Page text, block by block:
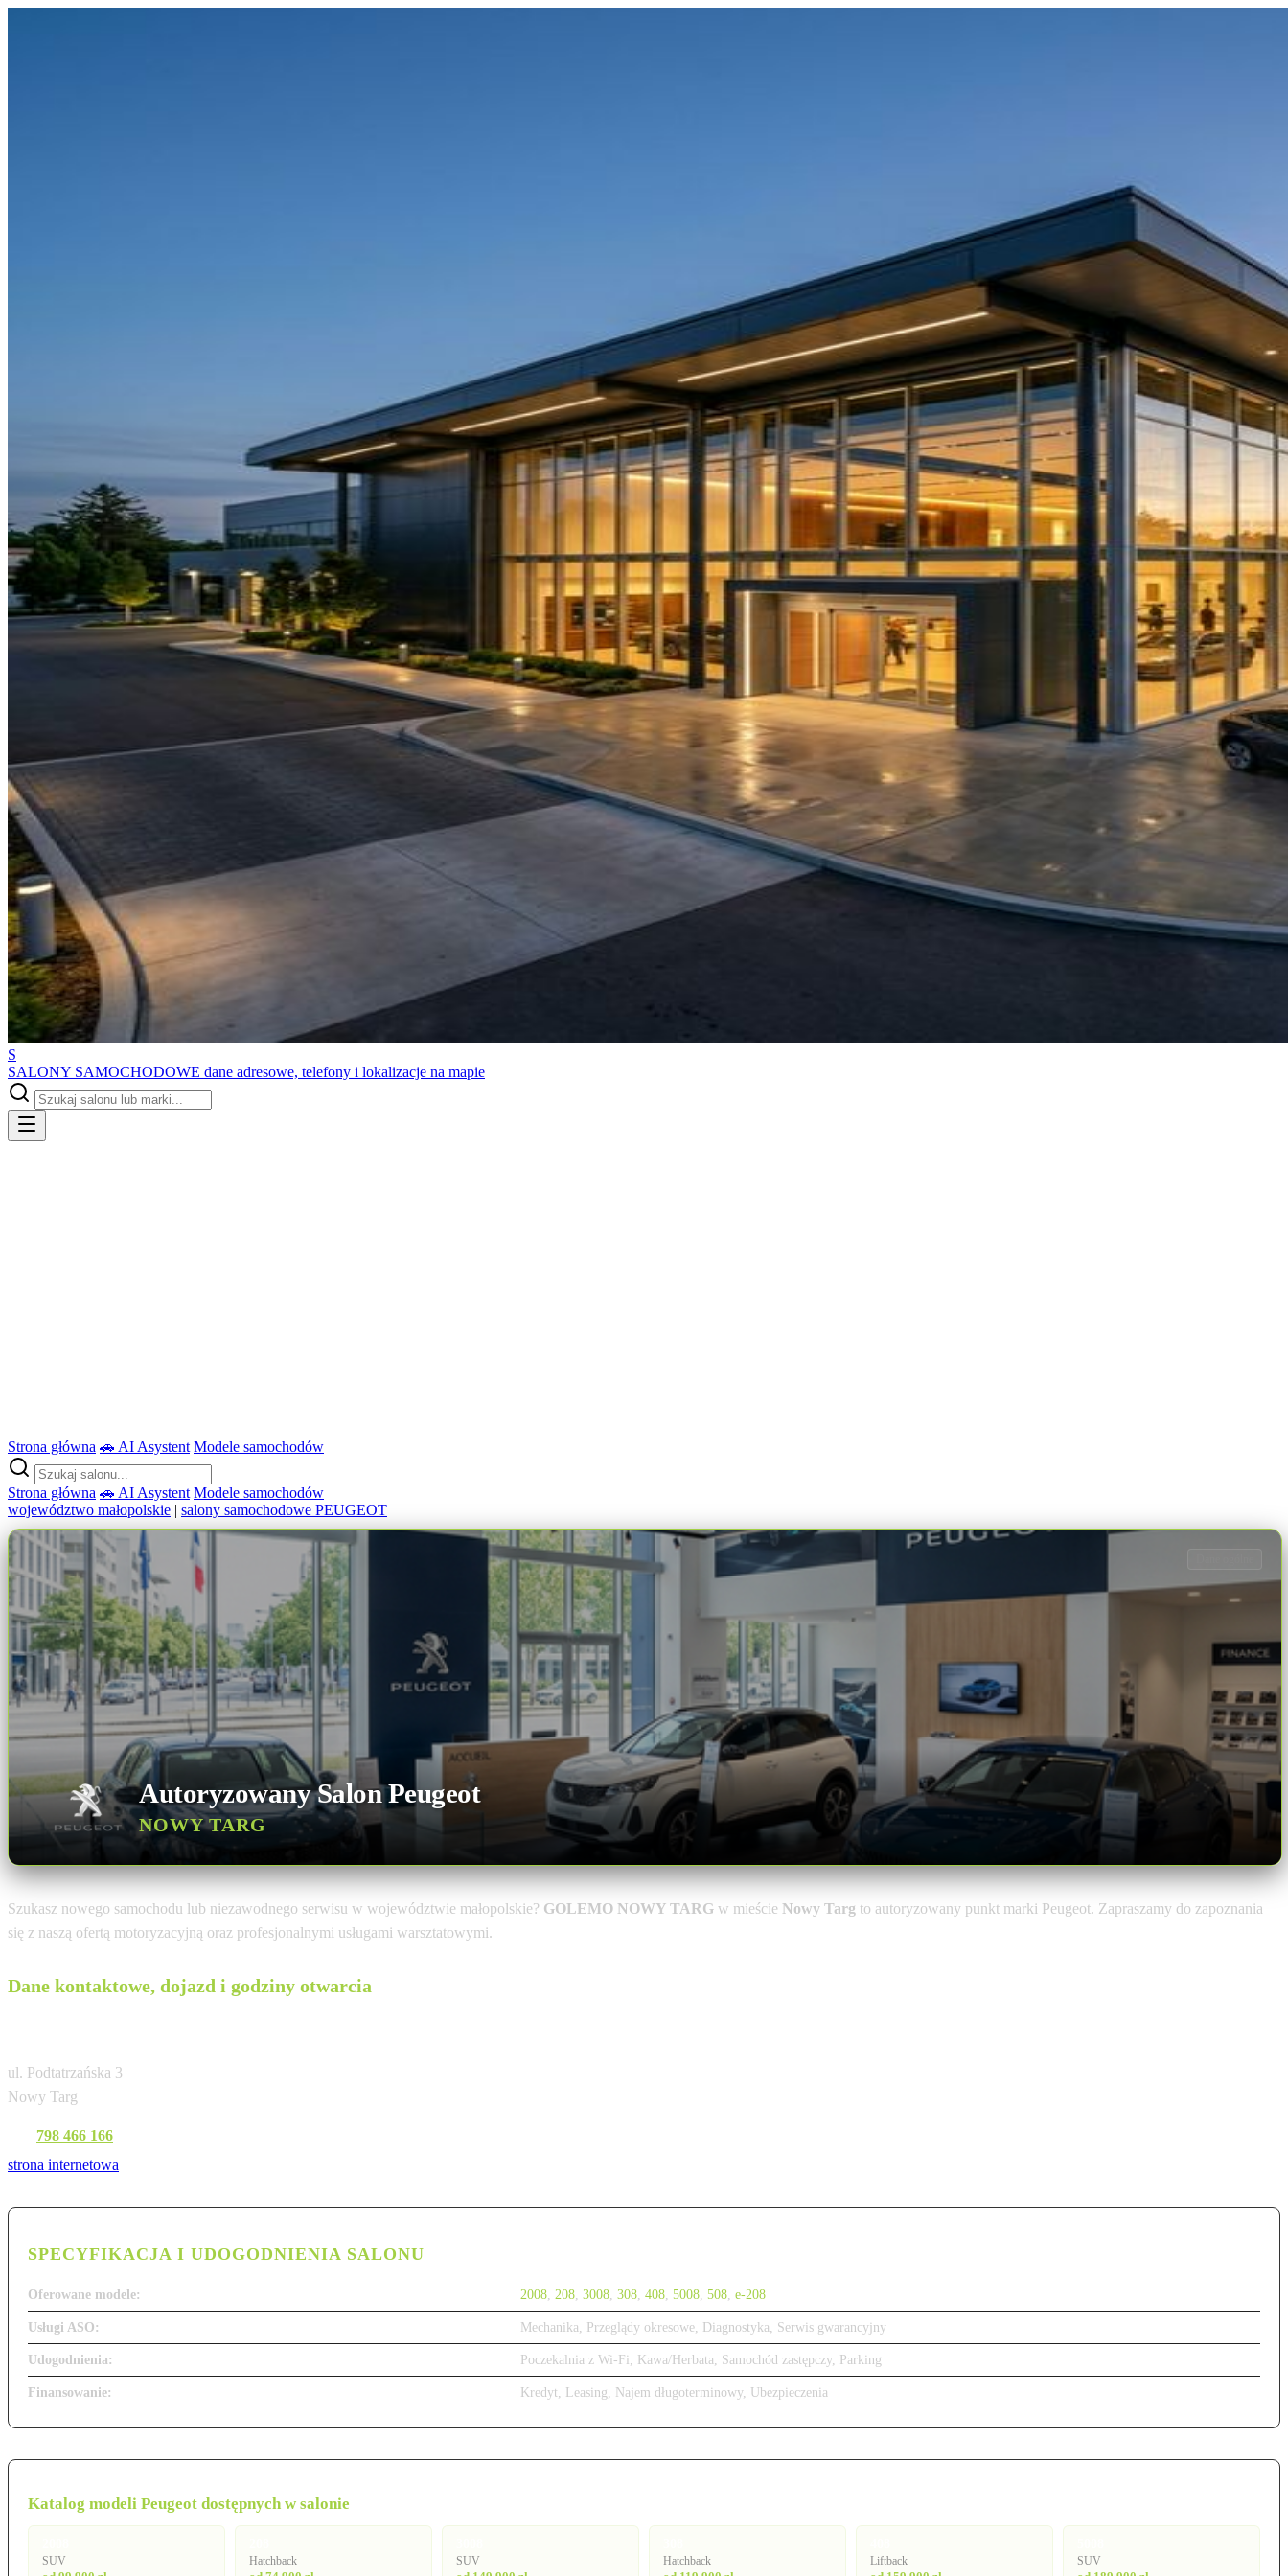
S
SALONY SAMOCHODOWE dane adresowe, telefony i lokalizacje na mapie
Strona główna 🚗 AI Asystent Modele samochodów
Strona główna 🚗 AI Asystent Modele samochodów
województwo małopolskie | salony samochodowe PEUGEOT
Autoryzowany Salon Peugeot
NOWY TARG
Szukasz nowego samochodu lub niezawodnego serwisu w województwie małopolskie? GOLEMO NOWY TARG w mieście Nowy Targ to autoryzowany punkt marki Peugeot. Zapraszamy do zapoznania
się z naszą ofertą motoryzacyjną oraz profesjonalnymi usługami warsztatowymi.
Dane kontaktowe, dojazd i godziny otwarcia
ul. Podtatrzańska 3
Nowy Targ
798 466 166
strona internetowa
SPECYFIKACJA I UDOGODNIENIA SALONU
Oferowane modele: 2008 208 3008 308 408 5008 508 e-208
Usługi ASO: Mechanika, Przeglądy okresowe, Diagnostyka, Serwis gwarancyjny
Udogodnienia: Poczekalnia z Wi-Fi, Kawa/Herbata, Samochód zastępczy, Parking
Finansowanie: Kredyt, Leasing, Najem długoterminowy, Ubezpieczenia
Katalog modeli Peugeot dostępnych w salonie
SUV Hatchback SUV Hatchback Liftback SUV